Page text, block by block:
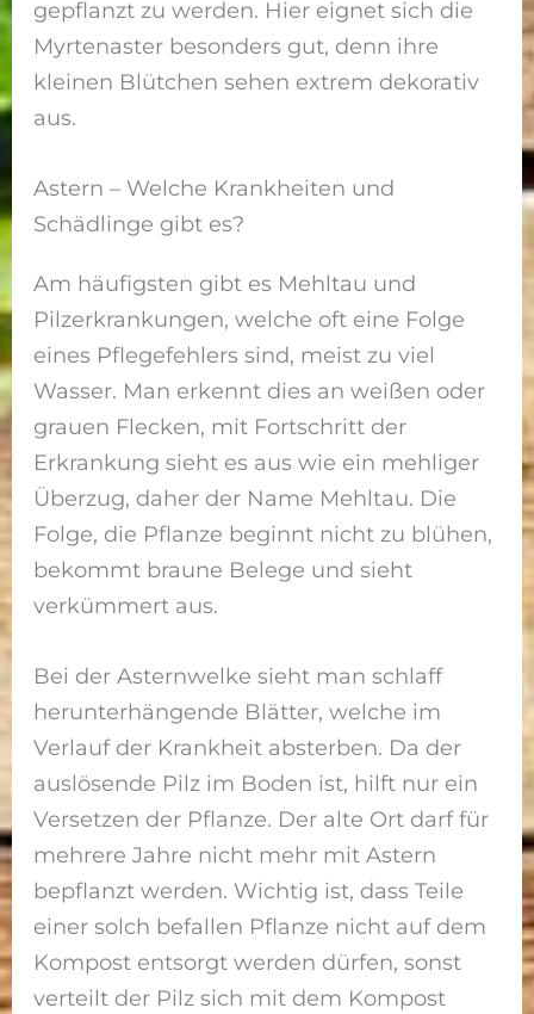
gepflanzt zu werden. Hier eignet sich die
Myrtenaster besonders gut, denn ihre
kleinen Blütchen sehen extrem dekorativ
aus.
Astern – Welche Krankheiten und
Schädlinge gibt es?
Am häufigsten gibt es Mehltau und
Pilzerkrankungen, welche oft eine Folge
eines Pflegefehlers sind, meist zu viel
Wasser. Man erkennt dies an weißen oder
grauen Flecken, mit Fortschritt der
Erkrankung sieht es aus wie ein mehliger
Überzug, daher der Name Mehltau. Die
Folge, die Pflanze beginnt nicht zu blühen,
bekommt braune Belege und sieht
verkümmert aus.
Bei der Asternwelke sieht man schlaff
herunterhängende Blätter, welche im
Verlauf der Krankheit absterben. Da der
auslösende Pilz im Boden ist, hilft nur ein
Versetzen der Pflanze. Der alte Ort darf für
mehrere Jahre nicht mehr mit Astern
bepflanzt werden. Wichtig ist, dass Teile
einer solch befallen Pflanze nicht auf dem
Kompost entsorgt werden dürfen, sonst
verteilt der Pilz sich mit dem Kompost